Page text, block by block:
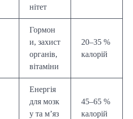
нітет
Гормон
и, захист
органів,
вітаміни
20–35 %
калорій
Енергія
для мозк
у та м’яз
45–65 %
калорій